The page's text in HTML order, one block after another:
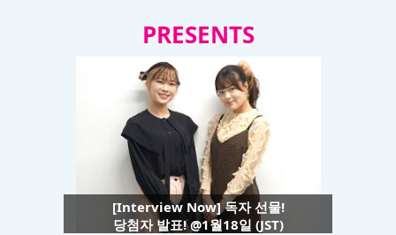
PRESENTS
[Interview Now] 독자 선물!
당첨자 발표! @1월18일 (JST)